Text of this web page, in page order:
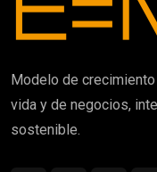
Modelo de
vida y de negocios,
sostenible.